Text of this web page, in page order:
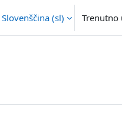
Slovenščina ‎(sl)‎ Trenutno